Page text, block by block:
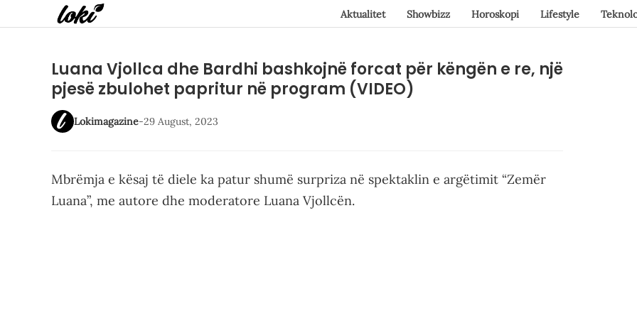
Aktualitet Showbizz Horoskopi Lifestyle
Luana Vjollca dhe Bardhi bashkojnë forcat për këngën e re, një
pjesë zbulohet papritur në program (VIDEO)
Lokimagazine-29 August, 2023
Mbrëmja e kësaj të diele ka patur shumë surpriza në spektaklin e argëtimit “Zemër
Luana”, me autore dhe moderatore Luana Vjollcën.